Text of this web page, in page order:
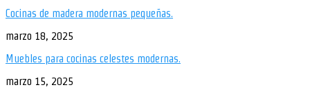
Cocinas de madera modernas pequeñas.
marzo 18, 2025
Muebles para cocinas celestes modernas.
marzo 15, 2025